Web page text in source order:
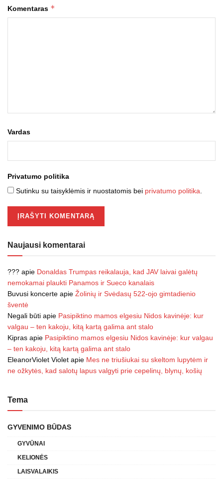
Komentaras *
Vardas
Privatumo politika
Sutinku su taisyklėmis ir nuostatomis bei privatumo politika
Naujausi komentarai
??? apie Donaldas Trumpas reikalauja, kad JAV laivai galėtų
nemokamai plaukti Panamos ir Sueco kanalais
Buvusi koncerte apie Žolinių ir Svėdasų 522-ojo gimtadienio
šventė
Negali būti apie Pasipiktino mamos elgesiu Nidos kavinėje: kur
valgau – ten kakoju, kitą kartą galima ant stalo
Kipras apie Pasipiktino mamos elgesiu Nidos kavinėje: kur valgau
– ten kakoju, kitą kartą galima ant stalo
EleanorViolet Violet apie Mes ne triušiukai su skeltom lupytėm ir
ne ožkytės, kad salotų lapus valgyti prie cepelinų, blynų, košių
Tema
GYVENIMO BŪDAS
GYVŪNAI
KELIONĖS
LAISVALAIKIS